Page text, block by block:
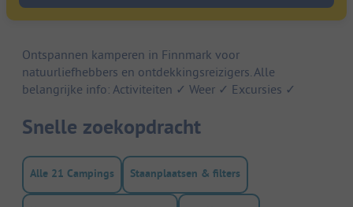
Ontspannen kamperen in Finnmark voor
natuurliefhebbers en ontdekkingsreizigers. Alle
belangrijke info: Activiteiten ✓ Weer ✓ Excursies ✓
Snelle zoekopdracht
Alle 21 Campings Staanplaatsen & filters